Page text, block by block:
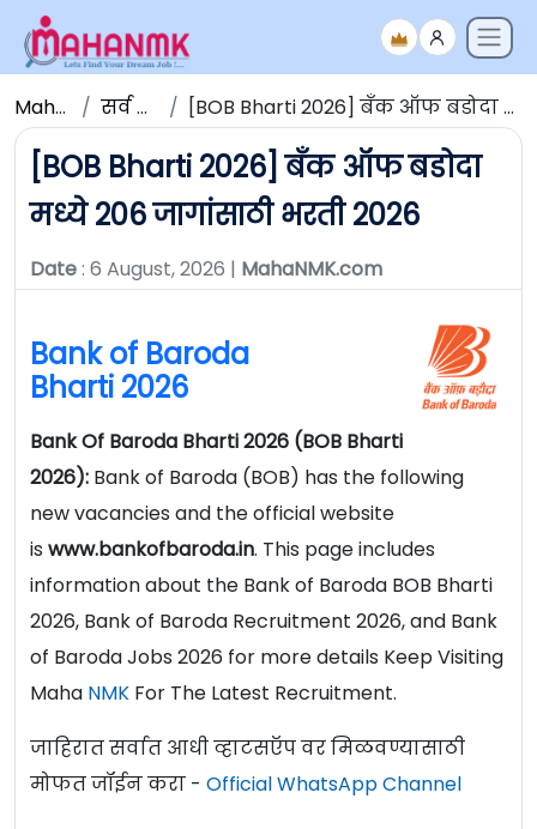
Maha NMK सर्व जाहिराती [BOB Bharti 2026] बँक ऑफ बडोदा मध्ये 206 जागांसाठी भरती 2026
[BOB Bharti 2026] बँक ऑफ बडोदा
मध्ये 206 जागांसाठी भरती 2026
Date: 6 August, 2026 | MahaNMK.com
Bank of Baroda
Bharti 2026
Bank Of Baroda Bharti 2026 (BOB Bharti
2026): Bank of Baroda (BOB) has the following
new vacancies and the official website
is www.bankofbaroda.in. This page includes
information about the Bank of Baroda BOB Bharti
2026, Bank of Baroda Recruitment 2026, and Bank
of Baroda Jobs 2026 for more details Keep Visiting
Maha NMK For The Latest Recruitment.
जाहिरात सर्वात आधी व्हाटसऍप वर मिळवण्यासाठी
मोफत जॉईन करा - Official WhatsApp Channel